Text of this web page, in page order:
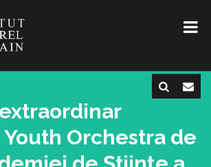
Orchestra de